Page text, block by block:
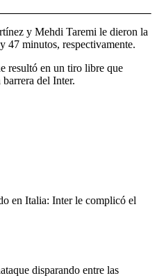
y Mehdi Taremi le dieron la
47 minutos, respectivamente.
resultó en un tiro libre que
del Inter.
en Italia: Inter le complicó el
disparando entre las